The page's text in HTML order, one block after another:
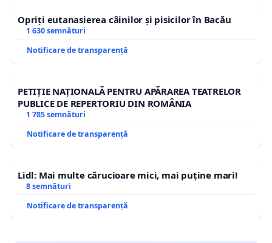
Opriți eutanasierea câinilor și pisicilor în Bacău
1 630 semnături
Notificare de transparență
PETIȚIE NAȚIONALĂ PENTRU APĂRAREA TEATRELOR
PUBLICE DE REPERTORIU DIN ROMÂNIA
1 785 semnături
Notificare de transparență
Lidl: Mai multe cărucioare mici, mai puține mari!
8 semnături
Notificare de transparență